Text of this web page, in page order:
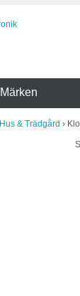
Märken
Hus & Trädgård ›